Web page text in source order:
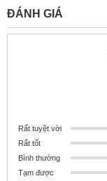
ĐÁNH GIÁ
Rất tuyệt vời
Rất tốt
Bình thường
Tạm được